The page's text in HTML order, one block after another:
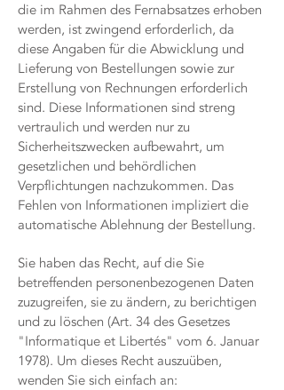
die im Rahmen des Fernabsatzes erhoben
werden, ist zwingend erforderlich, da
diese Angaben für die Abwicklung und
Lieferung von Bestellungen sowie zur
Erstellung von Rechnungen erforderlich
sind. Diese Informationen sind streng
vertraulich und werden nur zu
Sicherheitszwecken aufbewahrt, um
gesetzlichen und behördlichen
Verpflichtungen nachzukommen. Das
Fehlen von Informationen impliziert die
automatische Ablehnung der Bestellung.
Sie haben das Recht, auf die Sie
betreffenden personenbezogenen Daten
zuzugreifen, sie zu ändern, zu berichtigen
und zu löschen (Art. 34 des Gesetzes
"Informatique et Libertés" vom 6. Januar
1978). Um dieses Recht auszuüben,
wenden Sie sich einfach an: